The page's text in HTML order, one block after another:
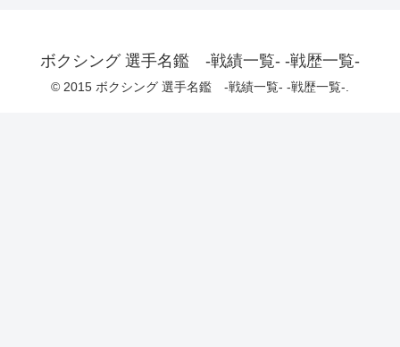
ボクシング 選手名鑑 -戦績一覧- -戦歴一覧-
© 2015 ボクシング 選手名鑑 -戦績一覧- -戦歴一覧-.